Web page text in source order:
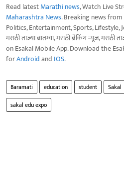
Read latestMarathi news, Watch Live
Maharashtra News. Breaking news
Politics, Entertainment, Sports, Lifestyle,
मराठी ताज्या बातम्या, मराठी ब्रेकिंग न्यूज,
on Esakal Mobile App. Download the
forAndroidand IOS.
Baramati education student Sakal
sakal edu expo